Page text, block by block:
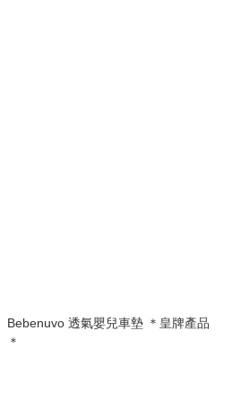
Bebenuvo 透氣嬰兒車墊 ＊皇牌產品
＊